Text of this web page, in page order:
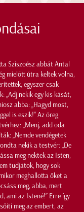
Sziszoész abbát Antal
mielőtt útra keltek volna,
egyszer csak
nekik egy kis kását,
abba: „Hagyd most,
is eszik!” Az öreg
„Menj, add oda
„Nemde vendégetek
nekik a testvér: „De
meg nektek az Isten,
tudjátok, hogy sok
meghallotta őket a
meg, abba, mert
ami az Istené!” Erre így
meg az embert, az